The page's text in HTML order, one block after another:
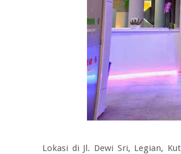
Lokasi di Jl. Dewi Sri, Legian,